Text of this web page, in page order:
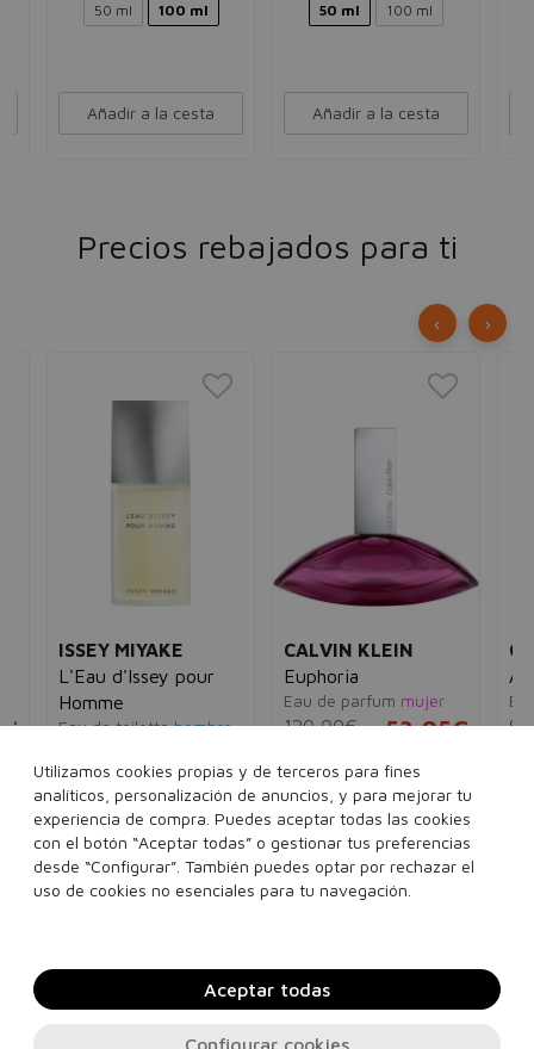
50 ml 100 ml
Añadir a la cesta
50 ml 100 ml
Añadir a la cesta
Precios rebajados para ti
ISSEY MIYAKE
L'Eau d'Issey pour
Homme
Eau de toilette hombre
40 ml 75 ml 125 ml
200 ml Ver 4 sets
Añadir a la cesta
CALVIN KLEIN
Euphoria
Eau de parfum mujer
120,00€ 53,95€
30 ml 100 ml
160 ml Ver 1 set
Añadir a la cesta
‹ ›
Utilizamos cookies propias y de terceros para fines
analíticos, personalización de anuncios, y para mejorar tu
experiencia de compra. Puedes aceptar todas las cookies
con el botón “Aceptar todas” o gestionar tus preferencias
desde “Configurar”. También puedes optar por rechazar el
uso de cookies no esenciales para tu navegación.
Configurar cookies
Aceptar todas